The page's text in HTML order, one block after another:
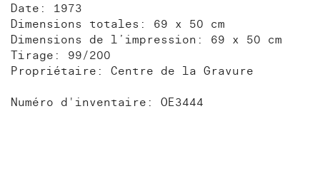
Date: 1973
Dimensions totales: 69 x 50 cm
Dimensions de l’impression: 69 x 50 cm
Tirage: 99/200
Propriétaire: Centre de la Gravure
Numéro d'inventaire: OE3444